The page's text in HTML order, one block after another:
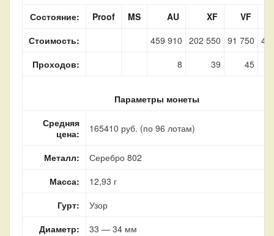
Состояние:
Proof MS AU XF
VF
Стоимость:
459 910 202 550 91 750 42
Проходов:
8 39 45
Параметры монеты
Средняя
цена:
165410 руб. (по 96 лотам)
Металл:
Серебро 802
Масса:
12,93 г
Гурт:
Узор
Диаметр:
33 — 34 мм